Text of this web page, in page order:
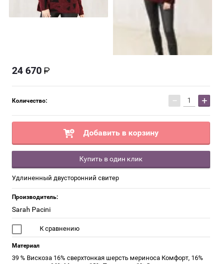
24 670
Количество: − +
Добавить в корзину
Купить в один клик
Удлиненный двусторонний свитер
Производитель:
Sarah Pacini
К сравнению
Материал
39 % Вискоза 16% сверхтонкая шерсть мериноса Комфорт, 16%